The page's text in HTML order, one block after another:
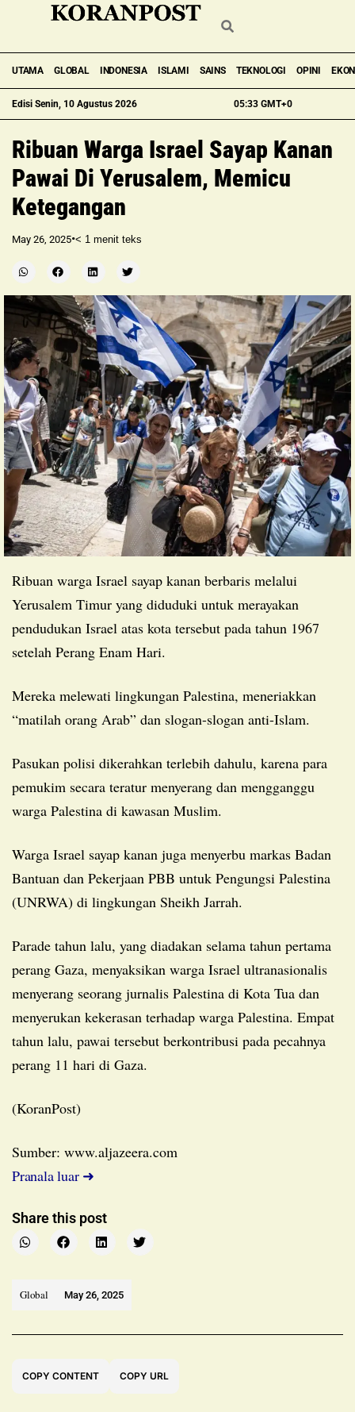
Edisi Senin, 10 Agustus 2026 05:33 GMT+0
UTAMA GLOBAL INDONESIA ISLAMI SAINS TEKNOLOGI OPINI
Ribuan Warga Israel Sayap Kanan
Pawai Di Yerusalem, Memicu
Ketegangan
May 26, 2025•< 1 menit teks
Ribuan warga Israel sayap kanan berbaris melalui
Yerusalem Timur yang diduduki untuk merayakan
pendudukan Israel atas kota tersebut pada tahun 1967
setelah Perang Enam Hari.
Mereka melewati lingkungan Palestina, meneriakkan
“matilah orang Arab” dan slogan-slogan anti-Islam.
Pasukan polisi dikerahkan terlebih dahulu, karena para
pemukim secara teratur menyerang dan mengganggu
warga Palestina di kawasan Muslim.
Warga Israel sayap kanan juga menyerbu markas Badan
Bantuan dan Pekerjaan PBB untuk Pengungsi Palestina
(UNRWA) di lingkungan Sheikh Jarrah.
Parade tahun lalu, yang diadakan selama tahun pertama
perang Gaza, menyaksikan warga Israel ultranasionalis
menyerang seorang jurnalis Palestina di Kota Tua dan
menyerukan kekerasan terhadap warga Palestina. Empat
tahun lalu, pawai tersebut berkontribusi pada pecahnya
perang 11 hari di Gaza.
(KoranPost)
Sumber: www.aljazeera.com
Pranala luar ➜
Share this post
Global May 26, 2025
COPY CONTENT COPY URL